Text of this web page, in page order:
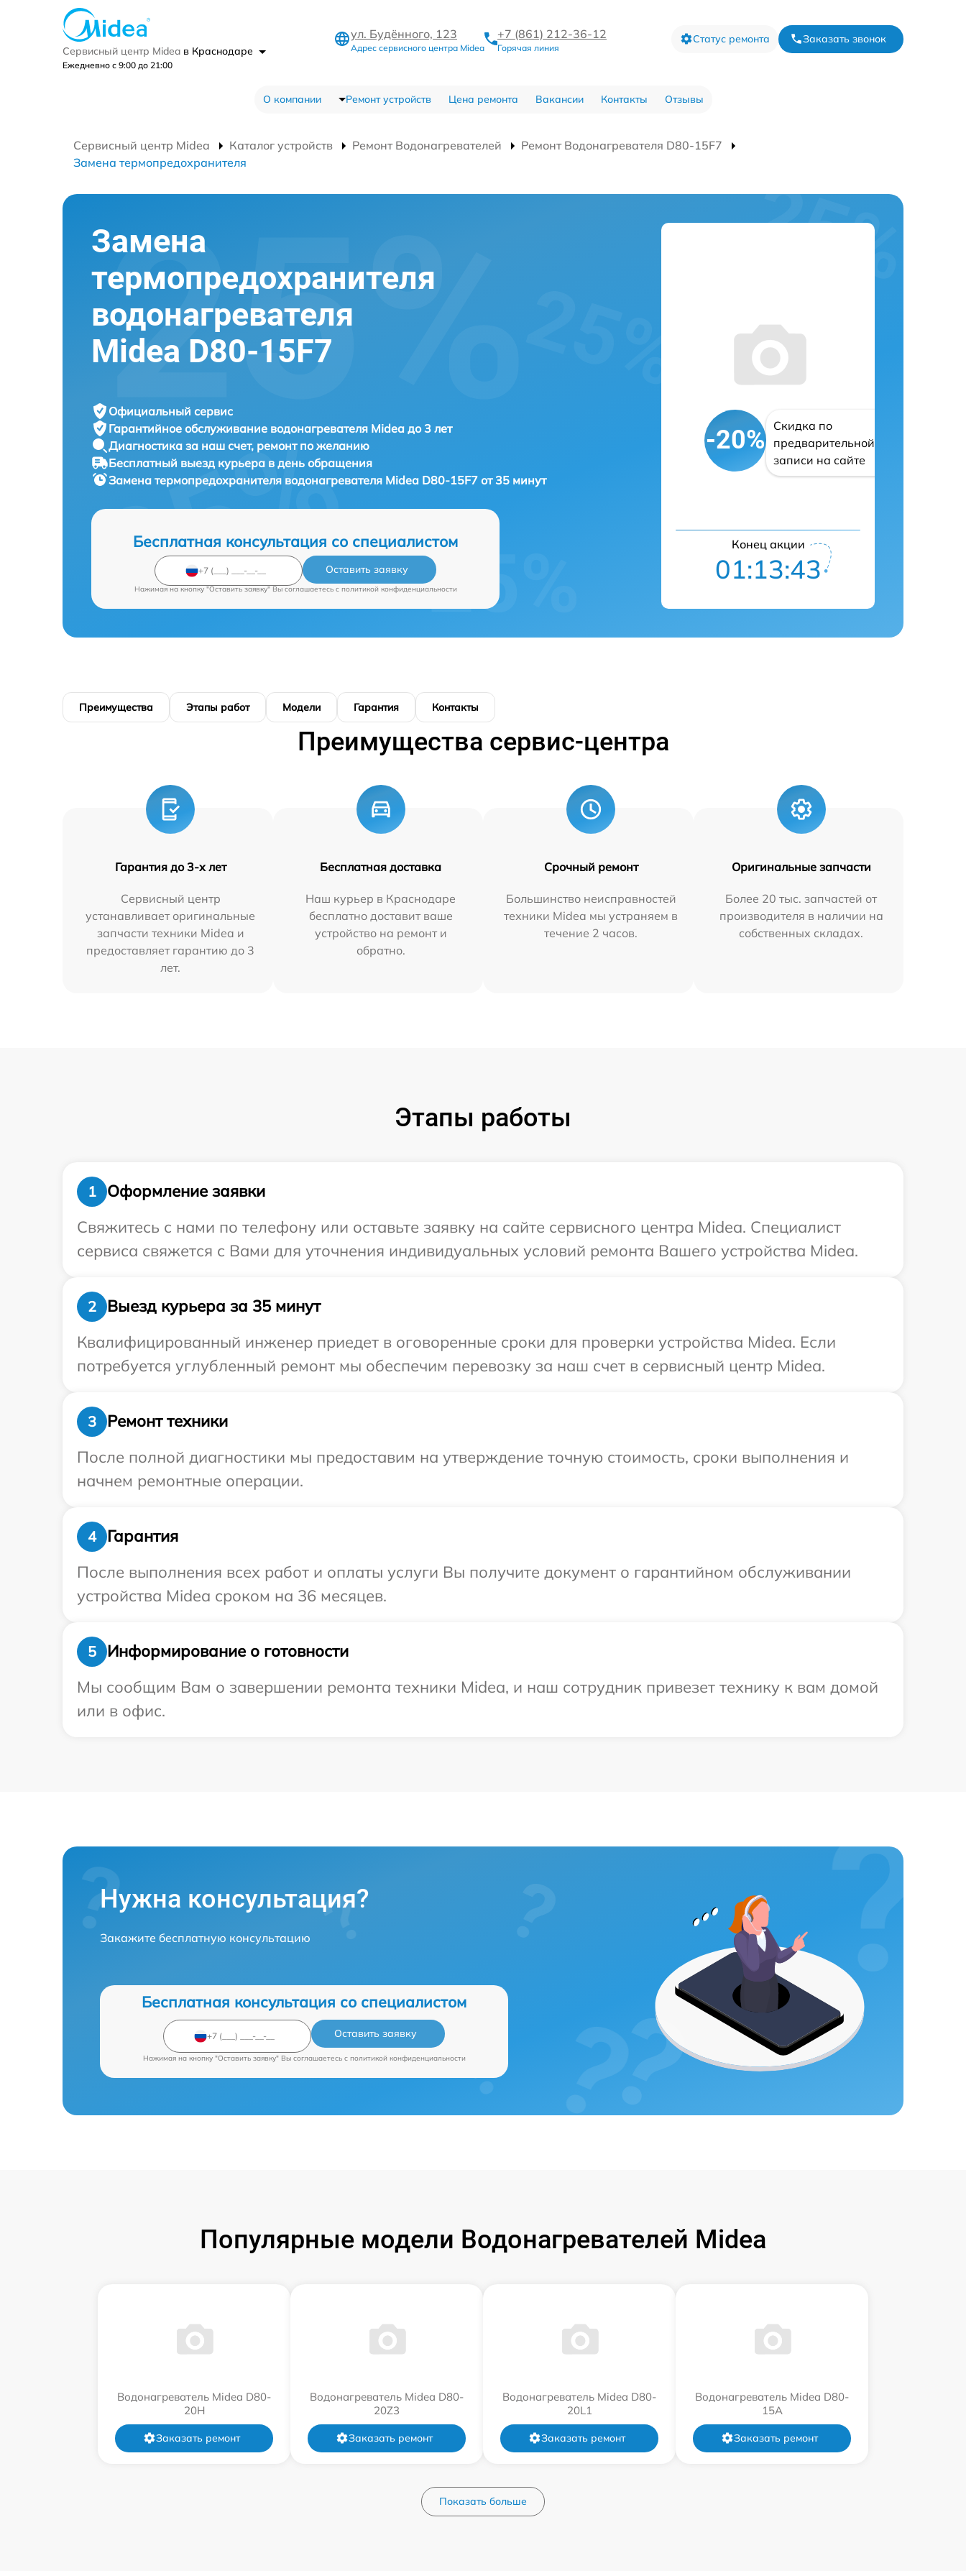
Сервисный центр Midea в Краснодаре
Ежедневно с 9:00 до 21:00
ул. Будённого, 123
Адрес сервисного центра Midea
+7 (861) 212-36-12
Горячая линия
Статус ремонта Заказать звонок
О компании Ремонт устройств Цена ремонта Вакансии Контакты Отзывы
Сервисный центр Midea Каталог устройств Ремонт Водонагревателей
Ремонт Водонагревателя D80-15F7
Замена термопредохранителя
Замена
термопредохранителя
водонагревателя
Midea D80-15F7
Официальный сервис
Гарантийное обслуживание водонагревателя Midea до 3 лет
Диагностика за наш счет, ремонт по желанию
Бесплатный выезд курьера в день обращения
Замена термопредохранителя водонагревателя Midea D80-15F7 от 35 минут
Бесплатная консультация со специалистом
Оставить заявку
Нажимая на кнопку "Оставить заявку" Вы соглашаетесь c политикой конфиденциальности
-20%
Скидка по
предварительной
записи на сайте
Конец акции
01:13:42
Преимущества Этапы работ Модели Гарантия Контакты
Преимущества сервис-центра
Гарантия до 3-х лет
Сервисный центр
устанавливает оригинальные
запчасти техники Midea и
предоставляет гарантию до 3
лет.
Бесплатная доставка
Наш курьер в Краснодаре
бесплатно доставит ваше
устройство на ремонт и
обратно.
Срочный ремонт
Большинство неисправностей
техники Midea мы устраняем в
течение 2 часов.
Оригинальные запчасти
Более 20 тыс. запчастей от
производителя в наличии на
собственных складах.
Этапы работы
1
Оформление заявки
Свяжитесь с нами по телефону или оставьте заявку на сайте сервисного центра Midea. Специалист
сервиса свяжется с Вами для уточнения индивидуальных условий ремонта Вашего устройства Midea.
2
Выезд курьера за 35 минут
Квалифицированный инженер приедет в оговоренные сроки для проверки устройства Midea. Если
потребуется углубленный ремонт мы обеспечим перевозку за наш счет в сервисный центр Midea.
3
Ремонт техники
После полной диагностики мы предоставим на утверждение точную стоимость, сроки выполнения и
начнем ремонтные операции.
4
Гарантия
После выполнения всех работ и оплаты услуги Вы получите документ о гарантийном обслуживании
устройства Midea сроком на 36 месяцев.
5
Информирование о готовности
Мы сообщим Вам о завершении ремонта техники Midea, и наш сотрудник привезет технику к вам домой
или в офис.
Нужна консультация?
Закажите бесплатную консультацию
Бесплатная консультация со специалистом
Оставить заявку
Нажимая на кнопку "Оставить заявку" Вы соглашаетесь c политикой конфиденциальности
Популярные модели Водонагревателей Midea
Водонагреватель Midea D80-
20Н
Заказать ремонт
Водонагреватель Midea D80-
20Z3
Заказать ремонт
Водонагреватель Midea D80-
20L1
Заказать ремонт
Водонагреватель Midea D80-
15A
Заказать ремонт
Показать больше